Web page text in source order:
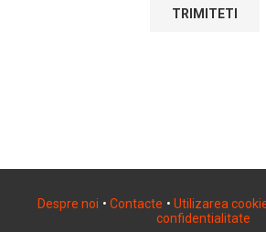
Despre noi • Contacte • Utilizarea
confidentialitate